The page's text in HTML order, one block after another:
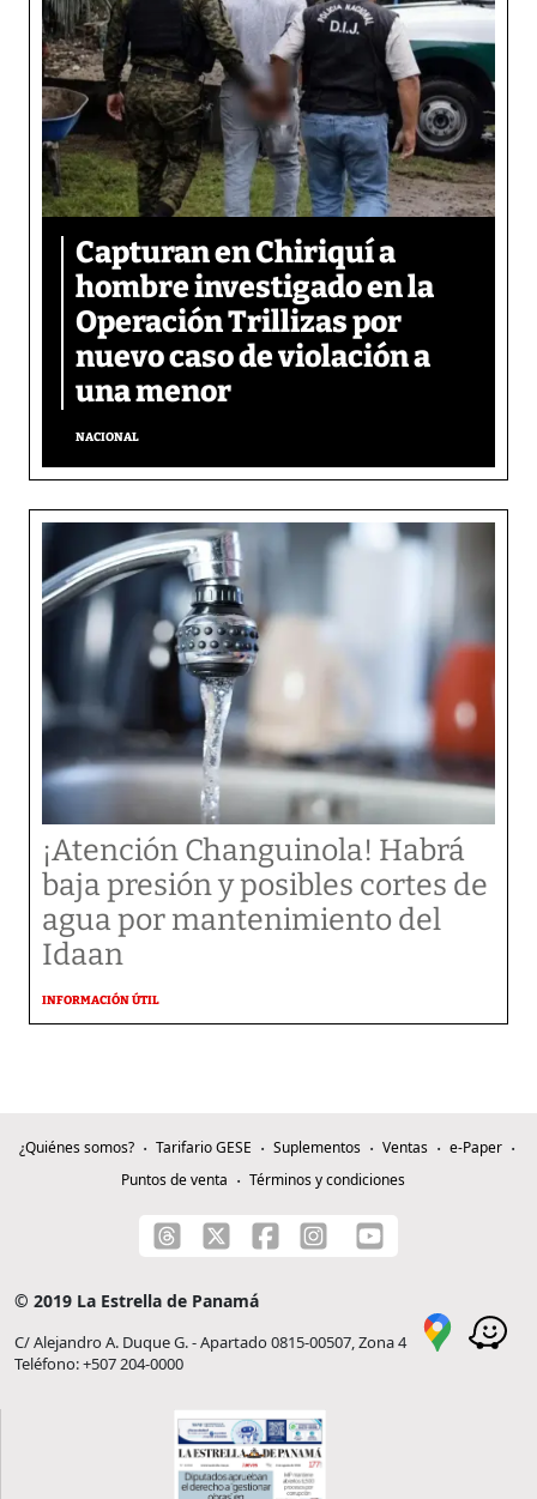
Capturan en Chiriquí a
hombre investigado en la
Operación Trillizas por
nuevo caso de violación a
una menor
NACIONAL
¡Atención Changuinola! Habrá
baja presión y posibles cortes de
agua por mantenimiento del
Idaan
INFORMACIÓN ÚTIL
¿Quiénes somos? Tarifario GESE Suplementos Ventas
e-Paper
Puntos de venta
Términos y condiciones
© 2019 La Estrella de Panamá
C/ Alejandro A. Duque G. - Apartado 0815-00507, Zona 4
Teléfono: +507 204-0000